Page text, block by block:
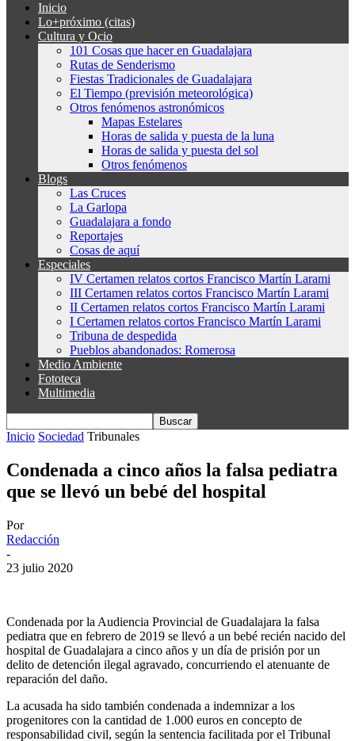
Inicio
Lo+próximo (citas)
Cultura y Ocio
101 Cosas que hacer en Guadalajara
Rutas de Senderismo
Fiestas Tradicionales de Guadalajara
El Tiempo (previsión meteorológica)
Otros fenómenos astronómicos
Mapas Estelares
Horas de salida y puesta de la luna
Horas de salida y puesta del sol
Otros fenómenos
Blogs
Las Cruces
La Garlopa
Guadalajara a fondo
Reportajes
Cosas de aquí
Especiales
IV Certamen relatos cortos Francisco Martín Larami
III Certamen relatos cortos Francisco Martín Larami
II Certamen relatos cortos Francisco Martín Larami
I Certamen relatos cortos Francisco Martín Larami
Tribuna de despedida
Pueblos abandonados: Romerosa
Medio Ambiente
Fototeca
Multimedia
Inicio Sociedad Tribunales
Condenada a cinco años la falsa pediatra
que se llevó un bebé del hospital
Por
Redacción
-
23 julio 2020
Condenada por la Audiencia Provincial de Guadalajara la falsa
pediatra que en febrero de 2019 se llevó a un bebé recién nacido del
hospital de Guadalajara a cinco años y un día de prisión por un
delito de detención ilegal agravado, concurriendo el atenuante de
reparación del daño.
La acusada ha sido también condenada a indemnizar a los
progenitores con la cantidad de 1.000 euros en concepto de
responsabilidad civil, según la sentencia facilitada por el Tribunal